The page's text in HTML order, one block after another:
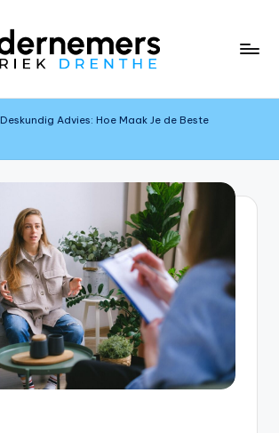
Deskundig Advies: Hoe Maak Je de Beste